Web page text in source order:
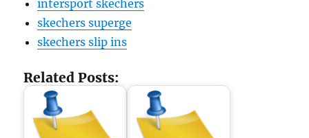
intersport skechers
skechers superge
skechers slip ins
Related Posts: